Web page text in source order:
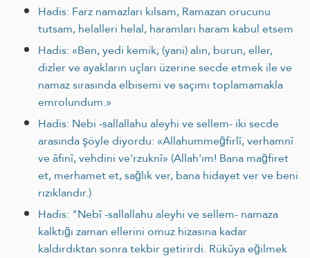
Hadis: Farz namazları kılsam, Ramazan orucunu
tutsam, helalleri helal, haramları haram kabul etsem
Hadis: «Ben, yedi kemik; (yani) alın, burun, eller,
dizler ve ayakların uçları üzerine secde etmek ile ve
namaz sırasında elbisemi ve saçımı toplamamakla
emrolundum.»
Hadis: Nebi -sallallahu aleyhi ve sellem- iki secde
arasında şöyle diyordu: «Allahummeğfirlî, verhamnî
ve âfinî, vehdini ve'rzuknî» (Allah'ım! Bana mağfiret
et, merhamet et, sağlık ver, bana hidayet ver ve beni
rızıklandır.)
Hadis: "Nebî -sallallahu aleyhi ve sellem- namaza
kalktığı zaman ellerini omuz hizasına kadar
kaldırdıktan sonra tekbir getirirdi. Rükûya eğilmek